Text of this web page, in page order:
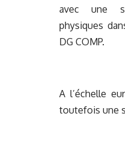
avec une
physiques
DG COMP.
A l’échelle
toutefois une